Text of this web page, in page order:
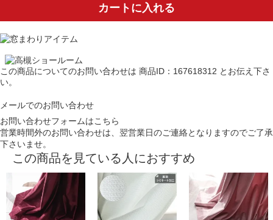
カートに入れる
この商品についてのお問い合わせは 商品ID：167618312 とお伝え下さ
い。
メールでのお問い合わせ
お問い合わせフォームはこちら
営業時間外のお問い合わせは、翌営業日のご連絡となりますのでご了承
下さいませ。
この商品を見ている人におすすめ